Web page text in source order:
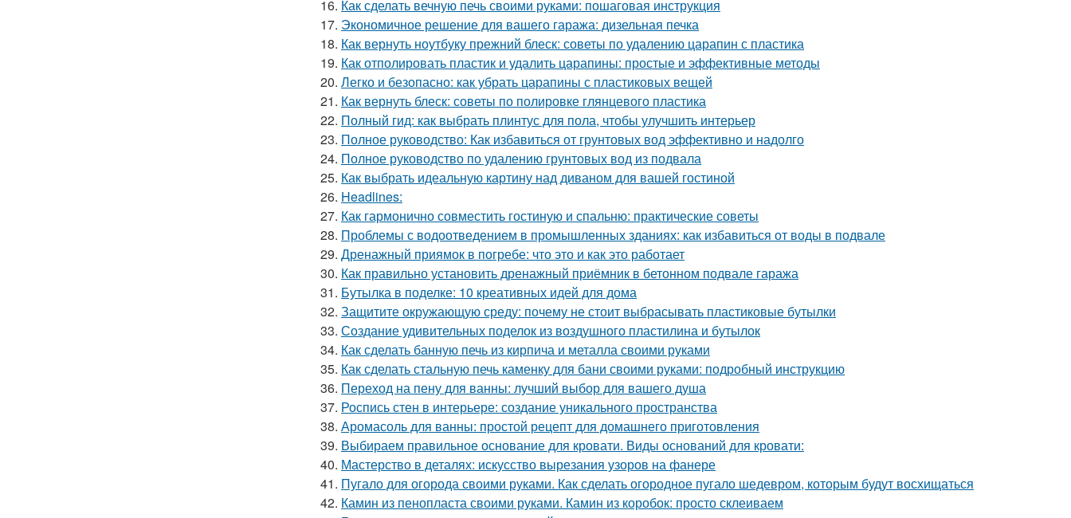
16. Как сделать вечную печь своими руками: пошаговая инструкция
17. Экономичное решение для вашего гаража: дизельная печка
18. Как вернуть ноутбуку прежний блеск: советы по удалению царапин с пластика
19. Как отполировать пластик и удалить царапины: простые и эффективные методы
20. Легко и безопасно: как убрать царапины с пластиковых вещей
21. Как вернуть блеск: советы по полировке глянцевого пластика
22. Полный гид: как выбрать плинтус для пола, чтобы улучшить интерьер
23. Полное руководство: Как избавиться от грунтовых вод эффективно и надолго
24. Полное руководство по удалению грунтовых вод из подвала
25. Как выбрать идеальную картину над диваном для вашей гостиной
26. Headlines:
27. Как гармонично совместить гостиную и спальню: практические советы
28. Проблемы с водоотведением в промышленных зданиях: как избавиться от воды в подвале
29. Дренажный приямок в погребе: что это и как это работает
30. Как правильно установить дренажный приёмник в бетонном подвале гаража
31. Бутылка в поделке: 10 креативных идей для дома
32. Защитите окружающую среду: почему не стоит выбрасывать пластиковые бутылки
33. Создание удивительных поделок из воздушного пластилина и бутылок
34. Как сделать банную печь из кирпича и металла своими руками
35. Как сделать стальную печь каменку для бани своими руками: подробный инструкцию
36. Переход на пену для ванны: лучший выбор для вашего душа
37. Роспись стен в интерьере: создание уникального пространства
38. Аромасоль для ванны: простой рецепт для домашнего приготовления
39. Выбираем правильное основание для кровати. Виды оснований для кровати:
40. Мастерство в деталях: искусство вырезания узоров на фанере
41. Пугало для огорода своими руками. Как сделать огородное пугало шедевром, которым будут восхищаться
42. Камин из пенопласта своими руками. Камин из коробок: просто склеиваем